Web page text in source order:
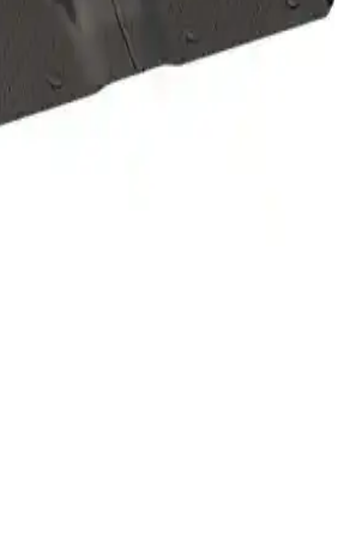
Citroen C-Elysee 2012-2021
Siyah 3D havuzlu oto paspaslar, koruma
ve uzun ömürlüdür.
3D Havuzlu Oto Paspasları
Değerlendirme